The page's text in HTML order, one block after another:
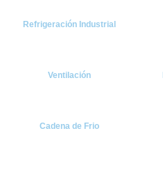
Refrigeración Industrial
Ventilación
Cadena de Frio